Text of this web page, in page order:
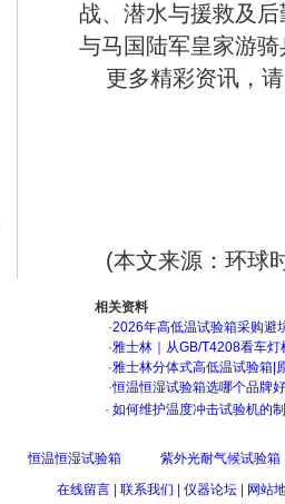
战、潜水与援救及
与马国陆军皇家游
更多精彩资讯，
(本文来源：环球
相关资料
·2026年高低温试验箱采购
·雅士林｜从GB/T4208看车
·雅士林分体式高低温试验箱|
·恒温恒湿试验箱选哪个品牌
· 如何维护温度冲击试验机的
恒温恒湿试验箱
紫外光耐气候试验箱
在线留言| 联系我们 仪器论坛| 网站